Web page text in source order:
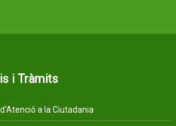
i Tràmits
a la Ciutadania